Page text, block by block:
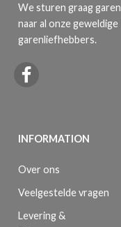
We sturen graag garen
naar al onze geweldige
garenliefhebbers.
INFORMATION
Over ons
Veelgestelde vragen
Levering &